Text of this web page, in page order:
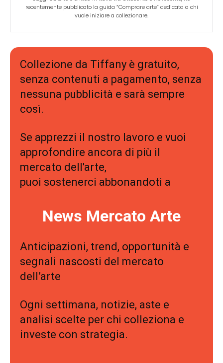
recentemente pubblicato la guida “Comprare arte” dedicata a chi
vuole iniziare a collezionare.
Collezione da Tiffany è gratuito,
senza contenuti a pagamento, senza
nessuna pubblicità e sarà sempre
così.
Se apprezzi il nostro lavoro e vuoi
approfondire ancora di più il
mercato dell'arte,
puoi sostenerci abbonandoti a
News Mercato Arte
Anticipazioni, trend, opportunità e
segnali nascosti del mercato
dell’arte
Ogni settimana, notizie, aste e
analisi scelte per chi colleziona e
investe con strategia.